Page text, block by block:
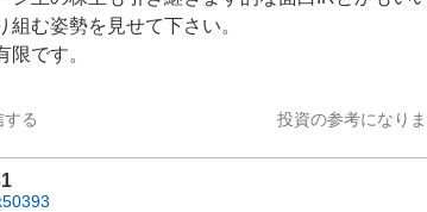
組む姿勢を見せて下さい。
限です。
する 投資の参考になり